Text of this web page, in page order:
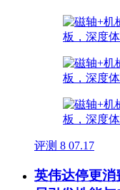
评测 8 07.17
英伟达停更